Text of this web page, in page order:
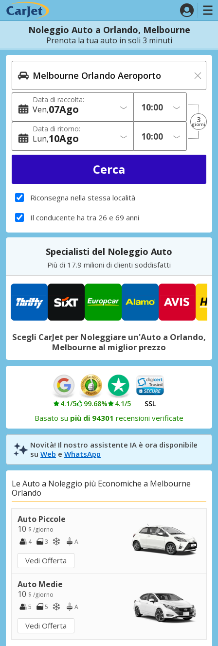
Noleggio Auto a Orlando, Melbourne
Prenota la tua auto in soli 3 minuti
Data di raccolta:
Ven 07Ago
Data di ritorno:
Lun 10Ago
3
giorni
Riconsegna nella stessa località
Il conducente ha tra 26 e 69 anni
Specialisti del Noleggio Auto
Più di 17.9 milioni di clienti soddisfatti
Scegli CarJet per Noleggiare un'Auto a Orlando,
Melbourne al miglior prezzo
4.1/5 99.68% 4.1/5 SSL
Basato su più di 94301 recensioni verificate
Novità! Il nostro assistente IA è ora disponibile
su Web e WhatsApp
Le Auto a Noleggio più Economiche a Melbourne
Orlando
Auto Piccole
10 $ /giorno
4
3 A
Vedi Offerta
Auto Medie
10 $ /giorno
5
5 A
Vedi Offerta